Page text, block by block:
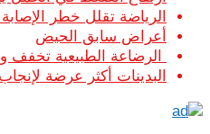
الرياضة تقلل خطر
أعراض سابق الحيض
الرضاعة الطبيعية تخفف
البدينات أكثر عرضة